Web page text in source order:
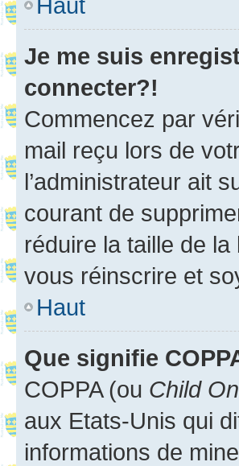
Je me suis
connecter?!
Commencez par
mail reçu lors de
l’administrateur ait
courant de
réduire la taille de
vous réinscrire et
Haut
Que signifie
COPPA (ou Child
aux Etats-Unis qui
informations de